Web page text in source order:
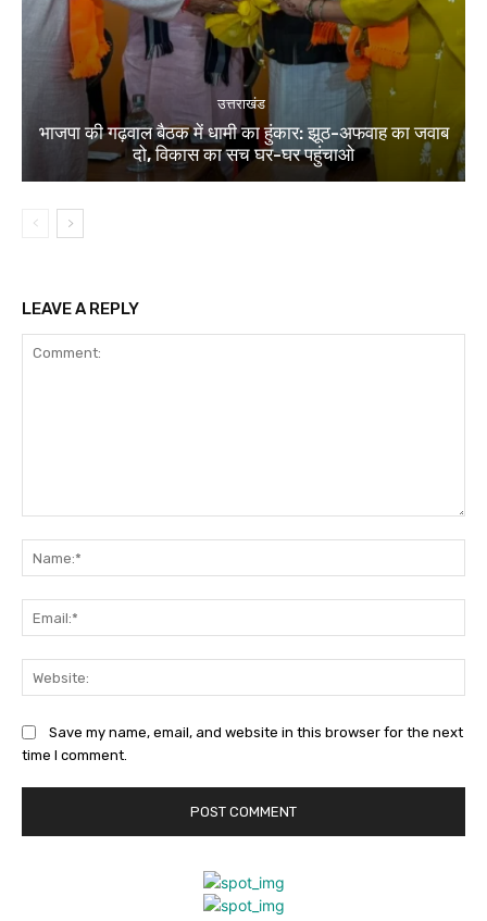
उत्तराखंड
भाजपा की गढ़वाल बैठक में धामी का हुंकार: झूठ-अफवाह का जवाब
दो, विकास का सच घर-घर पहुंचाओ
LEAVE A REPLY
Save my name, email, and website in this browser for the next
time I comment.